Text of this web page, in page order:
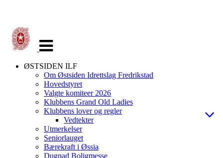
navigasjon
ØSTSIDEN ILF
Om Østsiden Idrettslag Fredrikstad
Hovedstyret
Valgte komiteer 2026
Klubbens Grand Old Ladies
Klubbens lover og regler
Vedtekter
Utmerkelser
Seniorlauget
Bærekraft i Øssia
Dugnad Boligmesse